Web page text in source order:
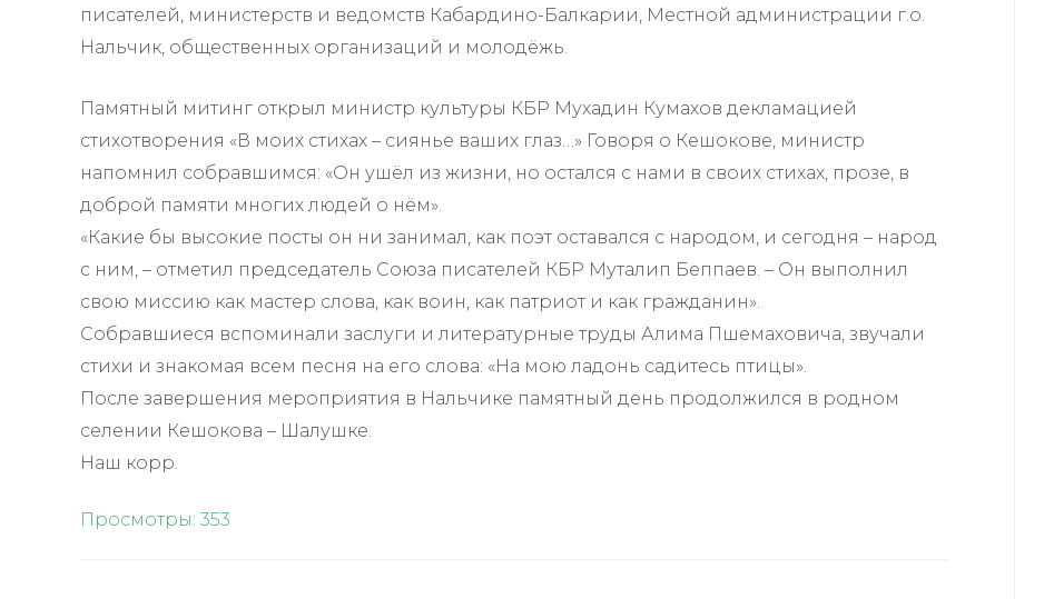
писателей, министерств и ведомств Кабардино-Балкарии, Местной администрации г.о.
Нальчик, общественных организаций и молодёжь.
Памятный митинг открыл министр культуры КБР Мухадин Кумахов декламацией
стихотворения «В моих стихах – сиянье ваших глаз…» Говоря о Кешокове, министр
напомнил собравшимся: «Он ушёл из жизни, но остался с нами в своих стихах, прозе, в
доброй памяти многих людей о нём».
«Какие бы высокие посты он ни занимал, как поэт оставался с народом, и сегодня – народ
с ним, – отметил председатель Союза писателей КБР Муталип Беппаев. – Он выполнил
свою миссию как мастер слова, как воин, как патриот и как гражданин».
Собравшиеся вспоминали заслуги и литературные труды Алима Пшемаховича, звучали
стихи и знакомая всем песня на его слова: «На мою ладонь садитесь птицы».
После завершения мероприятия в Нальчике памятный день продолжился в родном
селении Кешокова – Шалушке.
Наш корр.
Просмотры: 353